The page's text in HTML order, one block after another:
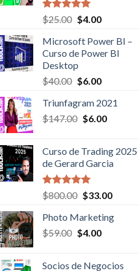
Valorado en
5.00
de 5
$25.00 Original
was:
$25.00.
$4.00Current
is:
$4.00.
Microsoft Power BI –
Curso de Power BI
Desktop
$40.00 Original
was:
$40.00.
$6.00Current
is:
$6.00.
Triunfagram 2021
$147.00 Original
$147.00.
$6.00Current
$6.00.
Curso de Trading 2025
de Gerard Garcia
Valorado en
5.00
$800.00 Original
was:
$800.00.
$33.00Current
is:
Photo Marketing
$59.00 Original
$4.00Current
Socios de Negocios